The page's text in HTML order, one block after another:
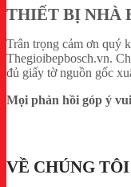
THIẾT BỊ NHÀ
Trân trọng cảm ơn quý
Thegioibepbosch.vn.
đủ giấy tờ nguồn gốc
Mọi phản hồi góp ý
VỀ CHÚNG TÔI